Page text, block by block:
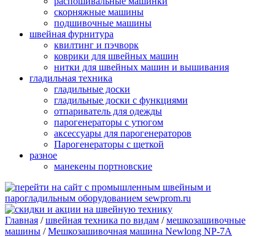
скорняжные машины
подшивочные машины
швейная фурнитура
квилтинг и пэчворк
коврики для швейных машин
нитки для швейных машин и вышивания
гладильная техника
гладильные доски
гладильные доски с функциями
отпариватель для одежды
парогенераторы с утюгом
аксессуары для парогенераторов
Парогенераторы с щеткой
разное
манекены портновские
Главная /швейная техника по видам /мешкозашивочные
машины /Мешкозашивочная машина Newlong NP-7A